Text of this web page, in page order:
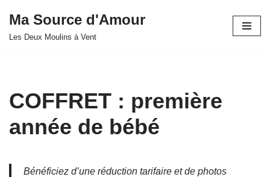
Aller
Ma Source d'Amour
Les Deux Moulins à Vent
COFFRET : première
année de bébé
Bénéficiez d’une réduction tarifaire et de photos